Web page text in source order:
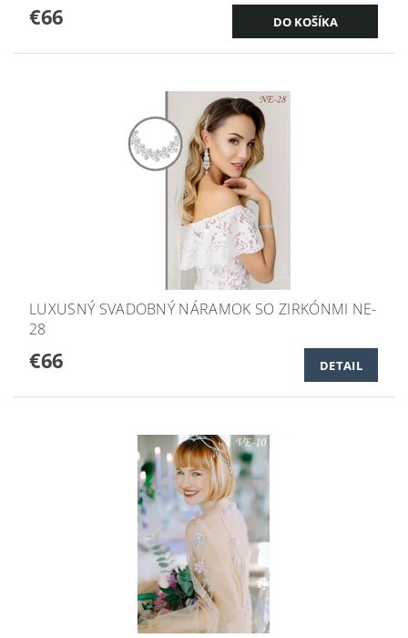
€66
LUXUSNÝ SVADOBNÝ NÁRAMOK SO ZIRKÓNMI NE-
28
€66 DETAIL